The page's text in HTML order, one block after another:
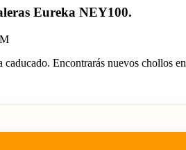
Eureka NEY100.
Encontrarás nuevos chollos en